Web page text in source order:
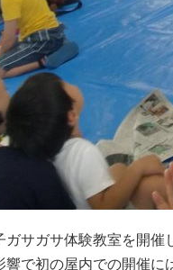
サガサ体験教室を開催
響で初の屋内での開催に